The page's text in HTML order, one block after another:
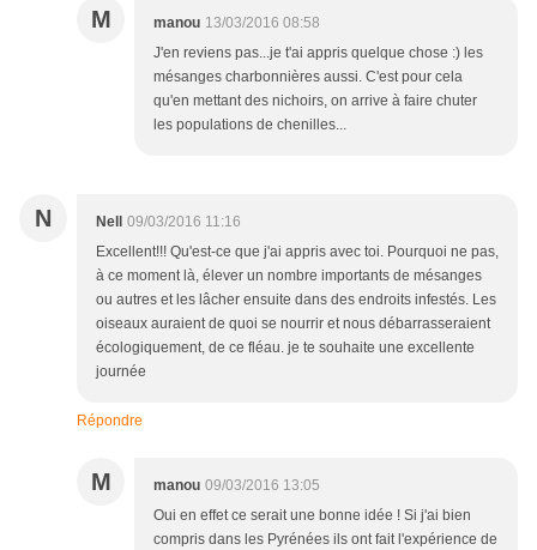
M manou 13/03/2016 08:58
J'en reviens pas...je t'ai appris quelque chose :) les
mésanges charbonnières aussi. C'est pour cela
qu'en mettant des nichoirs, on arrive à faire chuter
les populations de chenilles...
N Nell
09/03/2016 11:16
Excellent!!! Qu'est-ce que j'ai appris avec toi. Pourquoi ne pas,
à ce moment là, élever un nombre importants de mésanges
ou autres et les lâcher ensuite dans des endroits infestés. Les
oiseaux auraient de quoi se nourrir et nous débarrasseraient
écologiquement, de ce fléau. je te souhaite une excellente
journée
Répondre
M manou 09/03/2016 13:05
Oui en effet ce serait une bonne idée ! Si j'ai bien
compris dans les Pyrénées ils ont fait l'expérience de